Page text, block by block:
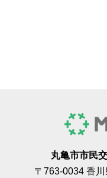
丸亀市市民
〒763-0034 香